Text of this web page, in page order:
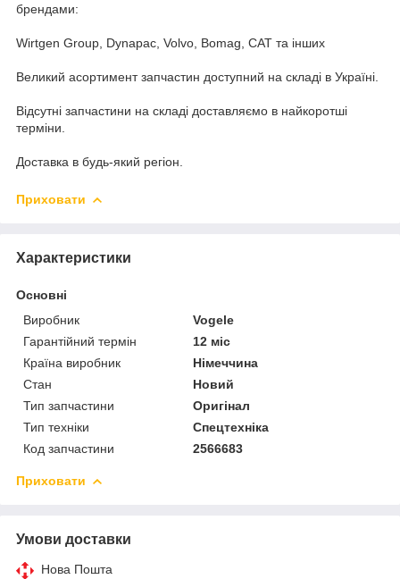
брендами:
Wirtgen Group, Dynapac, Volvo, Bomag, CAT та інших
Великий асортимент запчастин доступний на складі в Україні.
Відсутні запчастини на складі доставляємо в найкоротші
терміни.
Доставка в будь-який регіон.
Приховати
Характеристики
Основні
Виробник
Vogele
Гарантійний термін
12 міс
Країна виробник
Німеччина
Стан
Новий
Тип запчастини
Оригінал
Тип техніки
Спецтехніка
Код запчастини
2566683
Приховати
Умови доставки
Нова Пошта